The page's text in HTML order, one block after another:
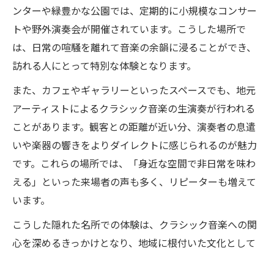
ンターや緑豊かな公園では、定期的に小規模なコンサー
トや野外演奏会が開催されています。こうした場所で
は、日常の喧騒を離れて音楽の余韻に浸ることができ、
訪れる人にとって特別な体験となります。
また、カフェやギャラリーといったスペースでも、地元
アーティストによるクラシック音楽の生演奏が行われる
ことがあります。観客との距離が近い分、演奏者の息遣
いや楽器の響きをよりダイレクトに感じられるのが魅力
です。これらの場所では、「身近な空間で非日常を味わ
える」といった来場者の声も多く、リピーターも増えて
います。
こうした隠れた名所での体験は、クラシック音楽への関
心を深めるきっかけとなり、地域に根付いた文化として